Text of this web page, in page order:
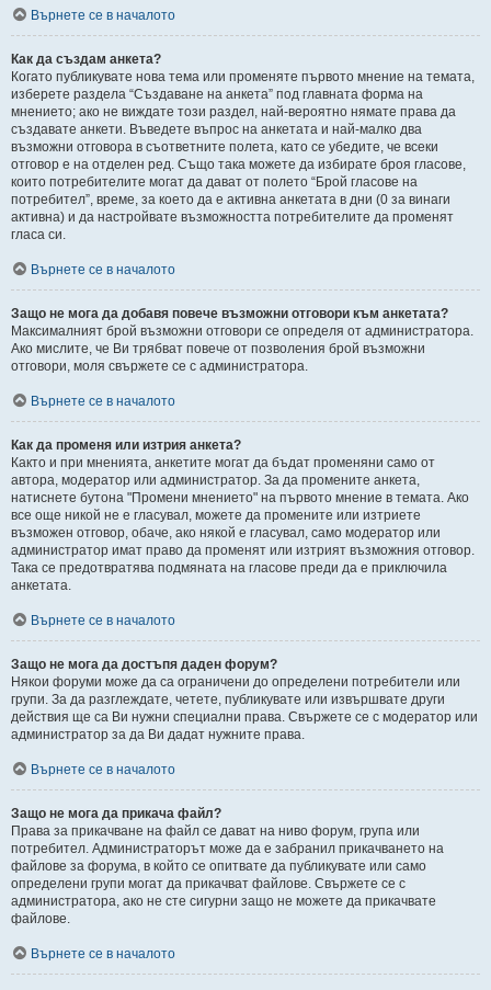
Върнете се в началото
Как да създам анкета?
Когато публикувате нова тема или променяте първото мнение на темата,
изберете раздела “Създаване на анкета” под главната форма на
мнението; ако не виждате този раздел, най-вероятно нямате права да
създавате анкети. Въведете въпрос на анкетата и най-малко два
възможни отговора в съответните полета, като се убедите, че всеки
отговор е на отделен ред. Също така можете да избирате броя гласове,
които потребителите могат да дават от полето “Брой гласове на
потребител”, време, за което да е активна анкетата в дни (0 за винаги
активна) и да настройвате възможността потребителите да променят
гласа си.
Върнете се в началото
Защо не мога да добавя повече възможни отговори към анкетата?
Максималният брой възможни отговори се определя от администратора.
Ако мислите, че Ви трябват повече от позволения брой възможни
отговори, моля свържете се с администратора.
Върнете се в началото
Как да променя или изтрия анкета?
Както и при мненията, анкетите могат да бъдат променяни само от
автора, модератор или администратор. За да промените анкета,
натиснете бутона "Промени мнението" на първото мнение в темата. Ако
все още никой не е гласувал, можете да промените или изтриете
възможен отговор, обаче, ако някой е гласувал, само модератор или
администратор имат право да променят или изтрият възможния отговор.
Така се предотвратява подмяната на гласове преди да е приключила
анкетата.
Върнете се в началото
Защо не мога да достъпя даден форум?
Някои форуми може да са ограничени до определени потребители или
групи. За да разглеждате, четете, публикувате или извършвате други
действия ще са Ви нужни специални права. Свържете се с модератор или
администратор за да Ви дадат нужните права.
Върнете се в началото
Защо не мога да прикача файл?
Права за прикачване на файл се дават на ниво форум, група или
потребител. Администраторът може да е забранил прикачването на
файлове за форума, в който се опитвате да публикувате или само
определени групи могат да прикачват файлове. Свържете се с
администратора, ако не сте сигурни защо не можете да прикачвате
файлове.
Върнете се в началото